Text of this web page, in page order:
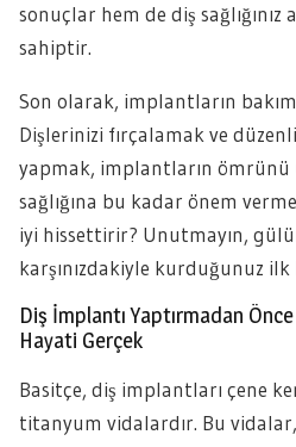
sonuçlar hem de diş sağlığınız
sahiptir.
Son olarak, implantların
Dişlerinizi fırçalamak ve
yapmak, implantların ömrünü
sağlığına bu kadar önem
iyi hissettirir? Unutmayın,
karşınızdakiyle kurduğunuz ilk
Diş İmplantı Yaptırmadan
Hayati Gerçek
Basitçe, diş implantları çene
titanyum vidalardır. Bu